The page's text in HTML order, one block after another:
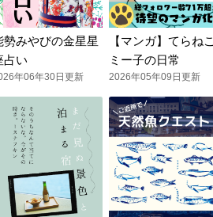
勢みやびの金星星
占い
年06年30日更新
【マンガ】てらねこ
ミー子の日常
2026年05年09日更新